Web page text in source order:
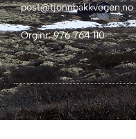
post@tjonnbakkvegen.no
Org.nr: 976 764 110